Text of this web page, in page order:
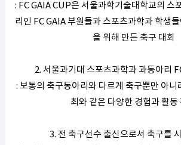
: FC GAIA CUP은 서울과학기술대학교의 스
리인 FC GAIA 부원들과 스포츠과학과 학생
을 위해 만든 축구 대회
2. 서울과기대 스포츠과학과 과동아리
: 보통의 축구동아리와 다르게 축구뿐만 아니
최와 같은 다양한 경험과 활동
3. 전 축구선수 출신으로서 축구를